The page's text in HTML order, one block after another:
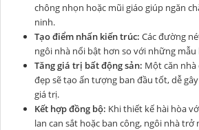
chông nhọn hoặc mũi giáo giúp ngăn
ninh.
Tạo điểm nhấn kiến trúc: Các đường
ngôi nhà nổi bật hơn so với những
Tăng giá trị bất động sản: Một căn
đẹp sẽ tạo ấn tượng ban đầu tốt, dễ
giá trị.
Kết hợp đồng bộ: Khi thiết kế hài hòa
lan can sắt hoặc ban công, ngôi nhà